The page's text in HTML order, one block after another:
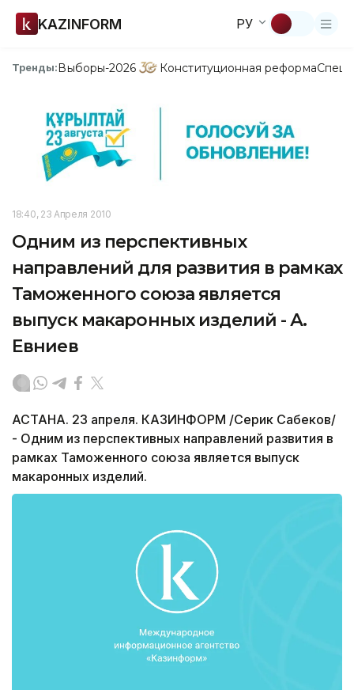
KAZINFORM РУ
Тренды:Выборы-2026 Конституционная реформа
18:40, 23 Апреля 2010
Одним из перспективных
направлений для развития в рамках
Таможенного союза является
выпуск макаронных изделий - А.
Евниев
АСТАНА. 23 апреля. КАЗИНФОРМ /Серик Сабеков/
- Одним из перспективных направлений развития в
рамках Таможенного союза является выпуск
макаронных изделий.